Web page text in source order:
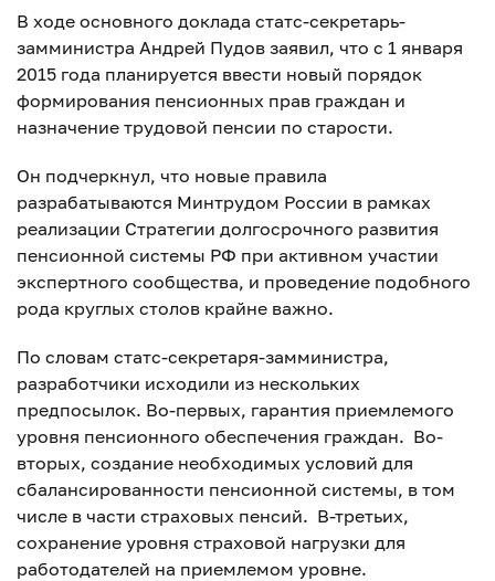
В ходе основного доклада статс-секретарь-
замминистра Андрей Пудов заявил, что с 1 января
2015 года планируется ввести новый порядок
формирования пенсионных прав граждан и
назначение трудовой пенсии по старости.
Он подчеркнул, что новые правила
разрабатываются Минтрудом России в рамках
реализации Стратегии долгосрочного развития
пенсионной системы РФ при активном участии
экспертного сообщества, и проведение подобного
рода круглых столов крайне важно.
По словам статс-секретаря-замминистра,
разработчики исходили из нескольких
предпосылок. Во-первых, гарантия приемлемого
уровня пенсионного обеспечения граждан. Во-
вторых, создание необходимых условий для
сбалансированности пенсионной системы, в том
числе в части страховых пенсий. В-третьих,
сохранение уровня страховой нагрузки для
работодателей на приемлемом уровне.